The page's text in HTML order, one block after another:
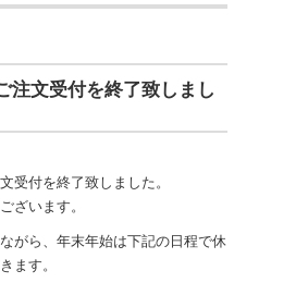
注文受付を終了致しまし
受付を終了致しました。
ざいます。
がら、年末年始は下記の日程で休
ます。